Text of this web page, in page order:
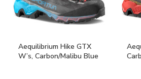
Aequilibrium Hike GTX
W’s, Carbon/Malibu Blue